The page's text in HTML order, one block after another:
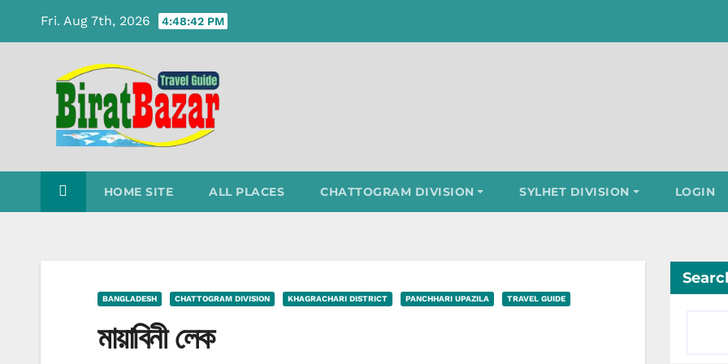
Fri. Aug 7th, 2026 4:48:42 PM
HOME SITE ALL PLACES CHATTOGRAM DIVISION SYLHET DIVISION LOGIN
BANGLADESH CHATTOGRAM DIVISION KHAGRACHARI DISTRICT PANCHHARI UPAZILA TRAVEL GUIDE
মায়াবিনী লেক